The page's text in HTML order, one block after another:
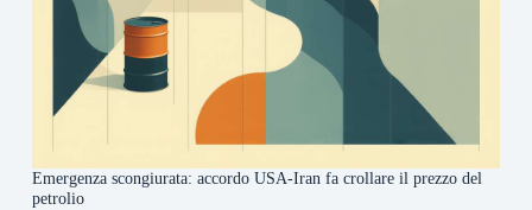
Emergenza scongiurata: accordo USA-Iran fa crollare il prezzo del
petrolio